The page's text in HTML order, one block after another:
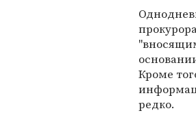
Кроме
редко.